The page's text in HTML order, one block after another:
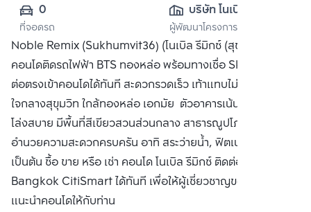
0
ที่จอดรถ
บริษัท โนเบิล ดี
เวลลอปเมนท์ จำกัด
(มหาชน)
ผู้พัฒนาโครงการ
Noble Remix (Sukhumvit36) (โนเบิล รีมิกซ์ (สุขุมวิท 36))
คอนโดติดรถไฟฟ้า BTS ทองหล่อ พร้อมทางเชื่อ Sky Walk เชื่อ
ต่อตรงเข้าคอนโดได้ทันที สะดวกรวดเร็ว เท้าแทบไม่ติดพื้น
ใจกลางสุขุมวิท ใกล้ทองหล่อ เอกมัย ตัวอาคารเน้นความโปร่ง
โล่งสบาย มีพื้นที่สีเขียวสวนส่วนกลาง สาธารณูปโภคและสิ่ง
อำนวยความสะดวกครบครัน อาทิ สระว่ายน้ำ, ฟิตเนส, ห้องสตีม
เป็นต้น ซื้อ ขาย หรือ เช่า คอนโด โนเบิล รีมิกซ์ ติดต่อหาเรา
Bangkok CitiSmart ได้ทันที เพื่อให้ผู้เชี่ยวชาญของเราได้
แนะนำคอนโดให้กับท่าน